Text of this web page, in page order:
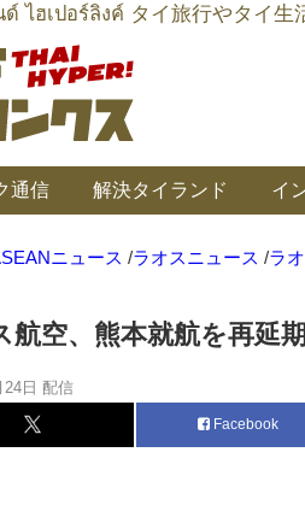
ไฮเปอร์ลิงค์ タイ旅行やタイ
通信 解決タイランド イ
ニュース /ラオスニュース /ラ
航空、熊本就航を再延
24日 配信
Facebook